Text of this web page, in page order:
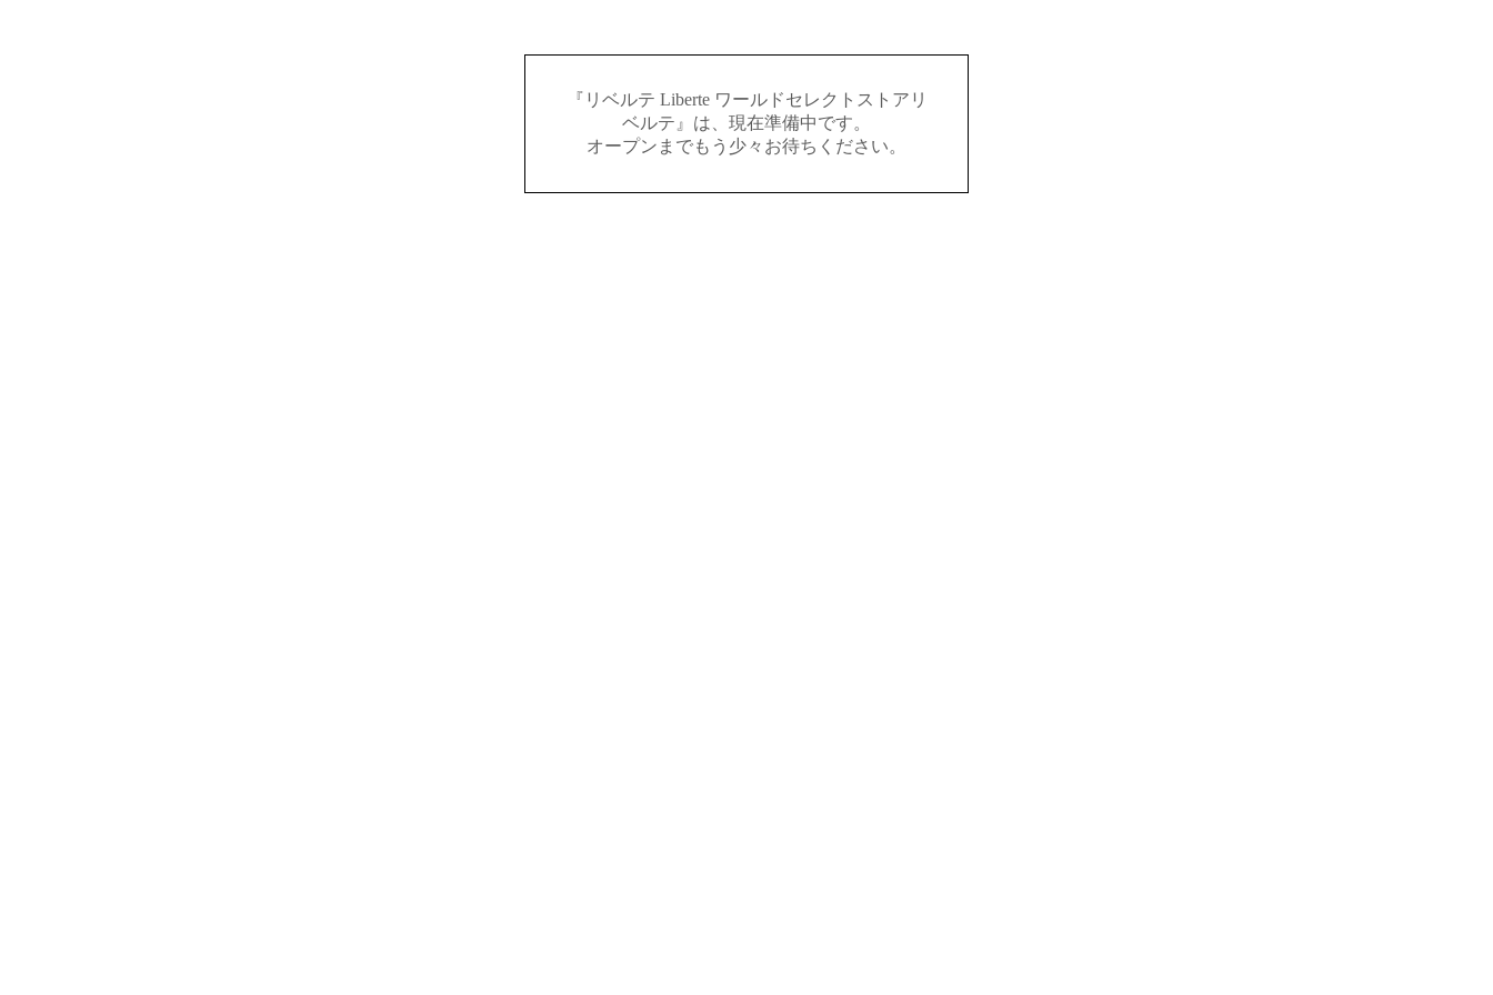
『リベルテ Liberte ワールドセレクトストアリ
ベルテ』は、現在準備中です。
オープンまでもう少々お待ちください。